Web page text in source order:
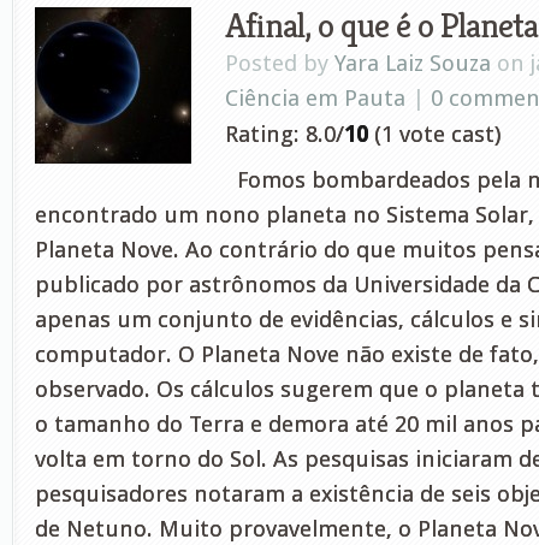
Afinal, o que é o
Posted by Yara Laiz Souza on
Ciência em Pauta | 0
Rating: 8.0/10 (1 vote cast)
Fomos bombardeados pela
encontrado um nono planeta no Sistema
Planeta Nove. Ao contrário do que muitos
publicado por astrônomos da Universidade da
apenas um conjunto de evidências, cálculos e
computador. O Planeta Nove não existe de
observado. Os cálculos sugerem que o planeta
o tamanho do Terra e demora até 20 mil anos
volta em torno do Sol. As pesquisas iniciaram
pesquisadores notaram a existência de seis
de Netuno. Muito provavelmente, o Planeta